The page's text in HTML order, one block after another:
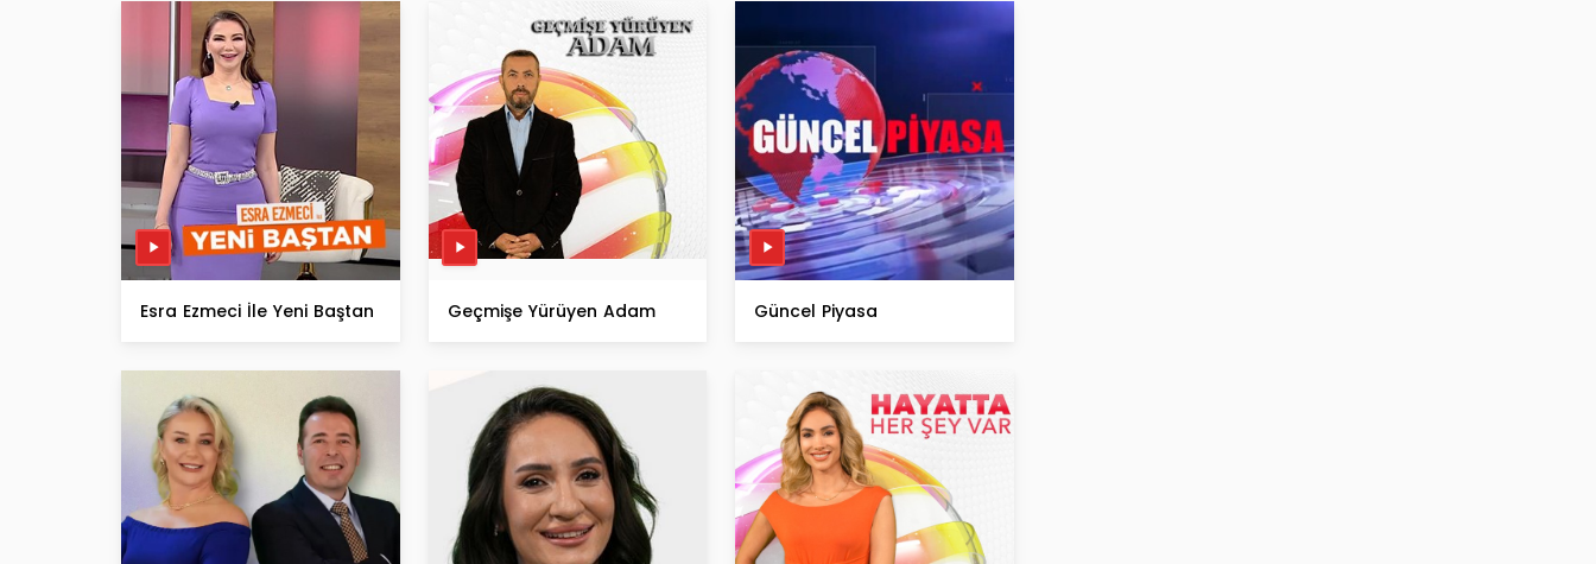
Esra Ezmeci İle Yeni Baştan Geçmişe Yürüyen Adam Güncel Piyasa